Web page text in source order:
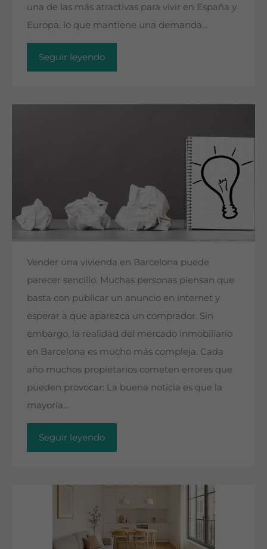
una de las más atractivas para vivir en España y
Europa, lo que mantiene una demanda…
Seguir leyendo
Vender una vivienda en Barcelona puede
parecer sencillo. Muchas personas piensan que
basta con publicar un anuncio en internet y
esperar a que aparezca un comprador. Sin
embargo, la realidad del mercado inmobiliario
en Barcelona es mucho más compleja. Cada
año muchos propietarios cometen errores que
pueden provocar: La buena noticia es que la
mayoría…
Seguir leyendo